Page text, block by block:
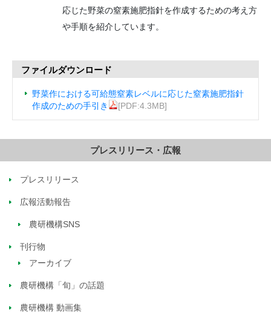
応じた野菜の窒素施肥指針を作成するための考え方
や手順を紹介しています。
ファイルダウンロード
野菜作における可給態窒素レベルに応じた窒素施肥指針
作成のための手引き
[PDF:4.3MB]
プレスリリース・広報
プレスリリース
広報活動報告
農研機構SNS
刊行物
アーカイブ
農研機構「旬」の話題
農研機構 動画集